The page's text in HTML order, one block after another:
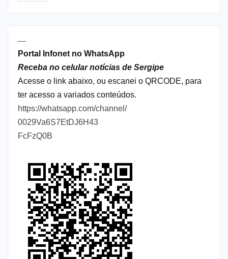
----
Portal Infonet no WhatsApp
Receba no celular notícias de Sergipe
Acesse o link abaixo, ou escanei o QRCODE, para
ter acesso a variados conteúdos.
https://whatsapp.com/channel/
0029Va6S7EtDJ6H43
FcFzQ0B